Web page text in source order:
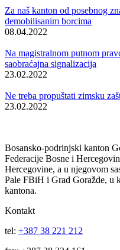
došlo do prokišnjavanja, ali se
ispuni svoje obaveze i dati sve
završi taj dio posla“- istakao
Značaj ovog projekta je u
izvršiti legalizacija
Poslije sporazuma sa etažnim
okončanju ovih radova biće
ulica pri prolasku i ulasku u
Galerija